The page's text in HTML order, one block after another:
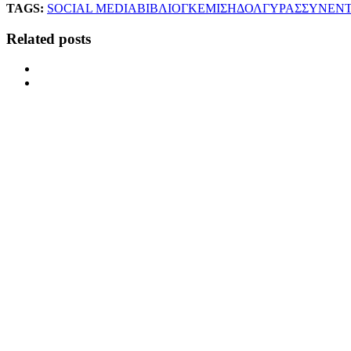
TAGS: SOCIAL MEDIAΒΙΒΛΙΟΓΚΕΜΙΣΗΔΟΛΓΥΡΑΣ
Related posts